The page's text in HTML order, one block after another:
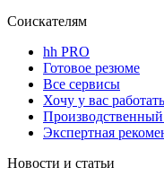
Соискателям
hh PRO
Готовое резюме
Все сервисы
Хочу у вас работать
Производственный
Экспертная
Новости и статьи